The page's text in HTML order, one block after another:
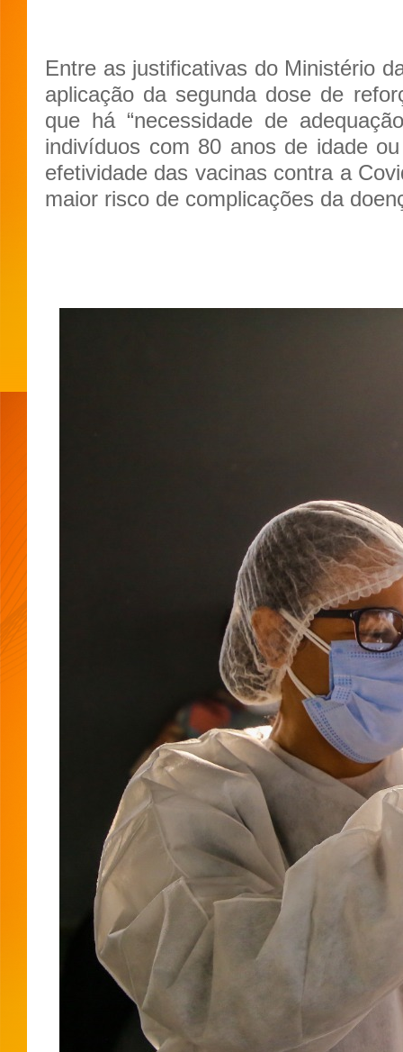
Entre as justificativas do Ministério
aplicação da segunda dose de
que há “necessidade de
indivíduos com 80 anos de idade
efetividade das vacinas contra a
maior risco de complicações da